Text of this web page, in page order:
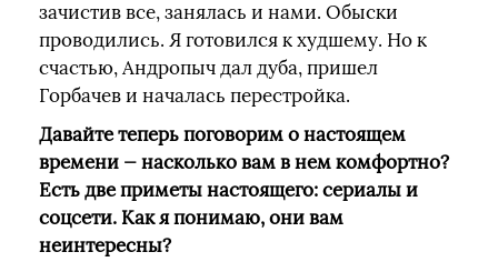
зачистив все, занялась и нами. Обыски
проводились. Я готовился к худшему. Но к
счастью, Андропыч дал дуба, пришел
Горбачев и началась перестройка.
Давайте теперь поговорим о настоящем
времени — насколько вам в нем комфортно?
Есть две приметы настоящего: сериалы и
соцсети. Как я понимаю, они вам
неинтересны?